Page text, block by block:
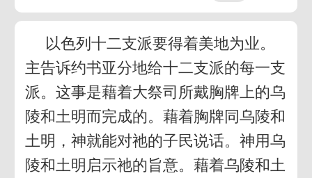
以色列十二支派要得着美地为业。
主告诉约书亚分地给十二支派的每一支
派。这事是藉着大祭司所戴胸牌上的乌
陵和土明而完成的。藉着胸牌同乌陵和
土明，神就能对祂的子民说话。神用乌
陵和土明启示祂的旨意。藉着乌陵和土